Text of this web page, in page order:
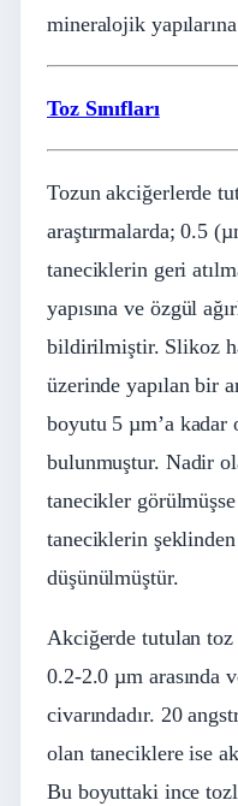
mineralojik yapılarına
Toz Sınıfları
Tozun akciğerlerde
araştırmalarda; 0.5
taneciklerin geri
yapısına ve özgül
bildirilmiştir. Slikoz
üzerinde yapılan bir
boyutu 5 µm’a
bulunmuştur. Nadir
tanecikler
taneciklerin şeklinden
düşünülmüştür.
Akciğerde tutulan
0.2-2.0 µm arasında
civarındadır. 20
olan taneciklere ise
Bu boyuttaki ince